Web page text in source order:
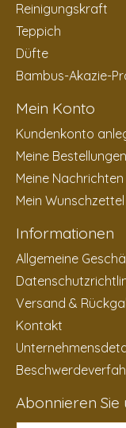
Reinigungskraft
Teppich
Düfte
Bambus-Akazie-
Mein Konto
Kundenkonto
Meine Bestellungen
Meine
Mein Wunschzettel
Informationen
Allgemeine
Versand &
Kontakt
Abonnieren